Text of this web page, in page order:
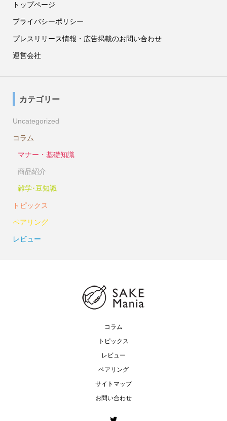
トップページ
プライバシーポリシー
プレスリリース情報・広告掲載のお問い合わせ
運営会社
カテゴリー
Uncategorized
コラム
マナー・基礎知識
商品紹介
雑学･豆知識
トピックス
ペアリング
レビュー
コラム
トピックス
レビュー
ペアリング
サイトマップ
お問い合わせ